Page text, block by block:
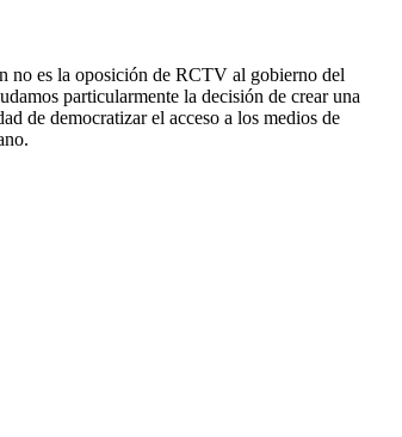
no es la oposición de RCTV al gobierno del
particularmente la decisión de crear una
de democratizar el acceso a los medios de